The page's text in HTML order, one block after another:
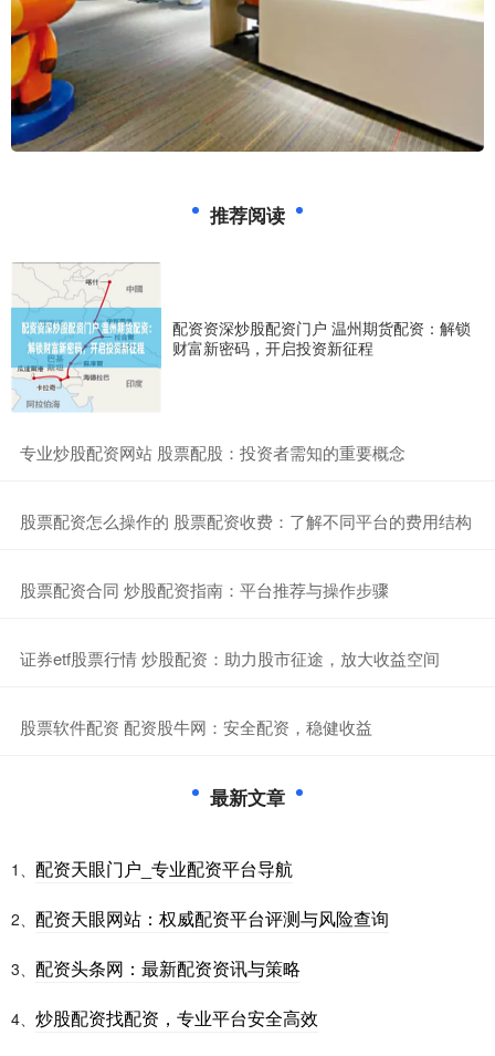
推荐阅读
配资资深炒股配资门户 温州期货配资：解锁
财富新密码，开启投资新征程
​专业炒股配资网站 股票配股：投资者需知的重要概念
​股票配资怎么操作的 股票配资收费：了解不同平台的费用结构
​股票配资合同 炒股配资指南：平台推荐与操作步骤
​证券etf股票行情 炒股配资：助力股市征途，放大收益空间
​股票软件配资 配资股牛网：安全配资，稳健收益
最新文章
1、 配资天眼门户_专业配资平台导航
2、 配资天眼网站：权威配资平台评测与风险查询
3、 配资头条网：最新配资资讯与策略
4、 炒股配资找配资，专业平台安全高效